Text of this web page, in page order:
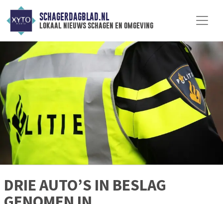
SCHAGERDAGBLAD.NL
lokaal nieuws schagen en omgeving
DRIE AUTO’S IN BESLAG